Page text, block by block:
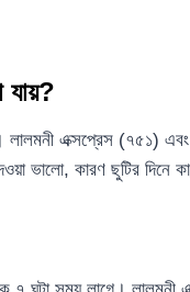
যায়?
লালমনী এক্সপ্রেস (৭৫১)
ভালো, কারণ ছুটির দিনে